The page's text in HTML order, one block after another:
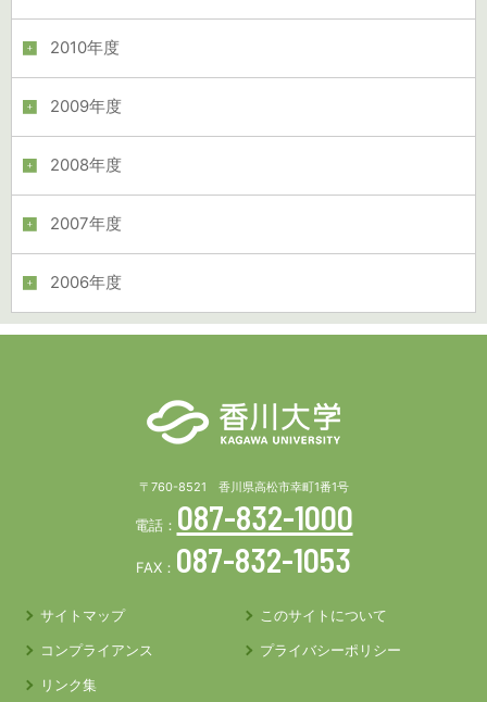
2010年度
2009年度
2008年度
2007年度
2006年度
〒760-8521 香川県高松市幸町1番1号
電話： 087-832-1000
FAX： 087-832-1053
サイトマップ
このサイトについて
コンプライアンス
プライバシーポリシー
リンク集